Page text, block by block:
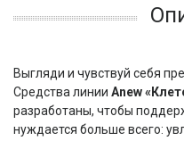
Выгляди и чувствуй себя
Средства линии Anew
разработаны, чтобы
нуждается больше всего: